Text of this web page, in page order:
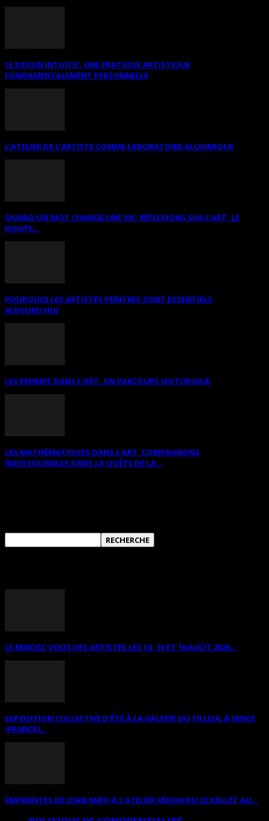
LE DESSIN INTUITIF. UNE PRATIQUE ARTISTIQUE
FONDAMENTALEMENT PERSONNELLE
L’ATELIER DE L’ARTISTE COMME LABORATOIRE ALCHIMIQUE
QUAND UN MOT CHANGE UNE VIE: RÉFLEXIONS SUR L’ART, LE
DOUTE...
POURQUOI LES ARTISTES PEINTRES SONT ESSENTIELS
AUJOURD’HUI
LES FEMMES DANS L’ART. UN PARCOURS HISTORIQUE
LES MATHÉMATIQUES DANS L’ART. COMPAGNONS
INDISSOCIABLES DANS LA QUÊTE DE LA...
LE RENDEZ-VOUS DES ARTISTES LES 14, 15 ET 16 AOÛT 2026...
EXPOSITION COLLECTIVE D’ÉTÉ À LA GALERIE DU TILLEUL À VENCE
(FRANCE)...
EMPREINTES DE JOAN MIRO À L’ATELIER VÉRON DU 22 JUILLET AU...